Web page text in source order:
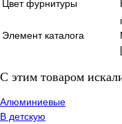
Цвет фурнитуры
Элемент каталога
C этим товаром
Алюминиевые
В детскую